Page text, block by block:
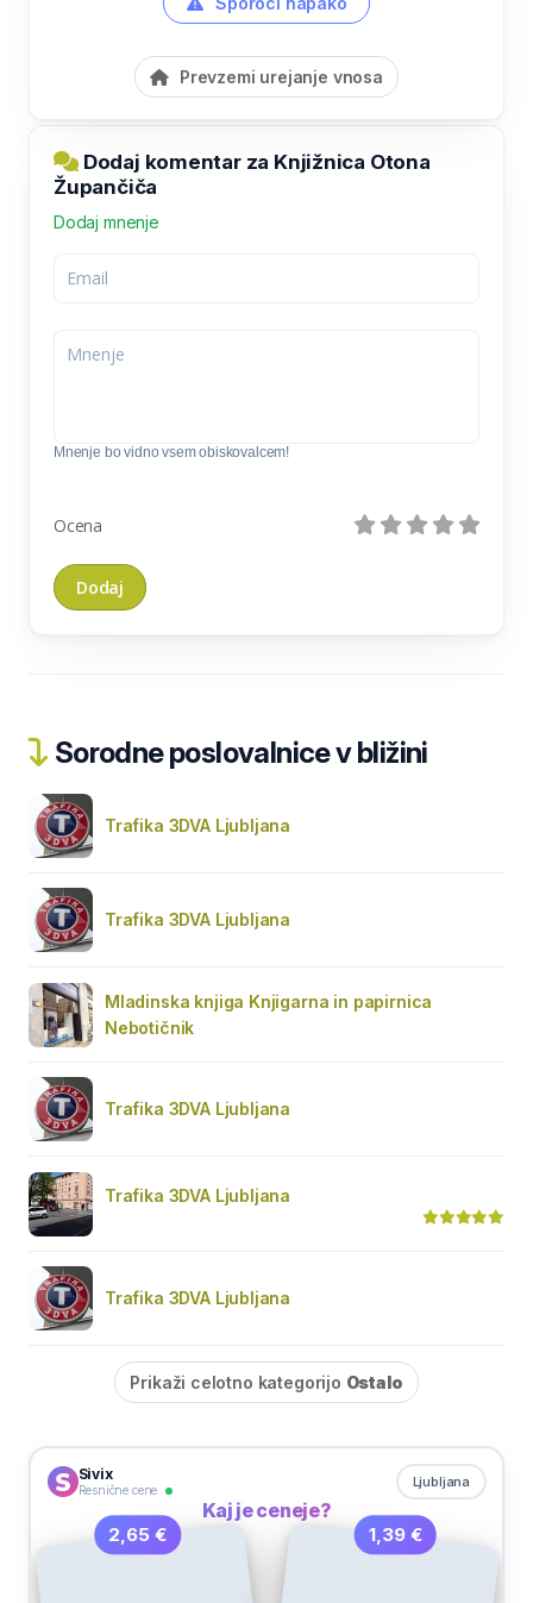
Prevzemi urejanje vnosa
Dodaj komentar za Knjižnica Otona
Župančiča
Dodaj mnenje
Mnenje bo vidno vsem obiskovalcem!
Ocena
Sorodne poslovalnice v bližini
Trafika 3DVA Ljubljana
Trafika 3DVA Ljubljana
Mladinska knjiga Knjigarna in papirnica
Nebotičnik
Trafika 3DVA Ljubljana
Trafika 3DVA Ljubljana
Trafika 3DVA Ljubljana
Prikaži celotno kategorijo Ostalo
Sivix
Resnične cene
Ljubljana
Kaj je ceneje?
2,65 € 1,39 €